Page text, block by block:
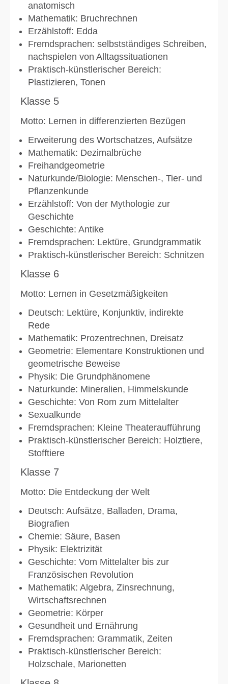
anatomisch
Mathematik: Bruchrechnen
Erzählstoff: Edda
Fremdsprachen: selbstständiges Schreiben,
nachspielen von Alltagssituationen
Praktisch-künstlerischer Bereich:
Plastizieren, Tonen
Klasse 5
Motto: Lernen in differenzierten Bezügen
Erweiterung des Wortschatzes, Aufsätze
Mathematik: Dezimalbrüche
Freihandgeometrie
Naturkunde/Biologie: Menschen-, Tier- und
Pflanzenkunde
Erzählstoff: Von der Mythologie zur
Geschichte
Geschichte: Antike
Fremdsprachen: Lektüre, Grundgrammatik
Praktisch-künstlerischer Bereich: Schnitzen
Klasse 6
Motto: Lernen in Gesetzmäßigkeiten
Deutsch: Lektüre, Konjunktiv, indirekte
Rede
Mathematik: Prozentrechnen, Dreisatz
Geometrie: Elementare Konstruktionen und
geometrische Beweise
Physik: Die Grundphänomene
Naturkunde: Mineralien, Himmelskunde
Geschichte: Von Rom zum Mittelalter
Sexualkunde
Fremdsprachen: Kleine Theateraufführung
Praktisch-künstlerischer Bereich: Holztiere,
Stofftiere
Klasse 7
Motto: Die Entdeckung der Welt
Deutsch: Aufsätze, Balladen, Drama,
Biografien
Chemie: Säure, Basen
Physik: Elektrizität
Geschichte: Vom Mittelalter bis zur
Französischen Revolution
Mathematik: Algebra, Zinsrechnung,
Wirtschaftsrechnen
Geometrie: Körper
Gesundheit und Ernährung
Fremdsprachen: Grammatik, Zeiten
Praktisch-künstlerischer Bereich:
Holzschale, Marionetten